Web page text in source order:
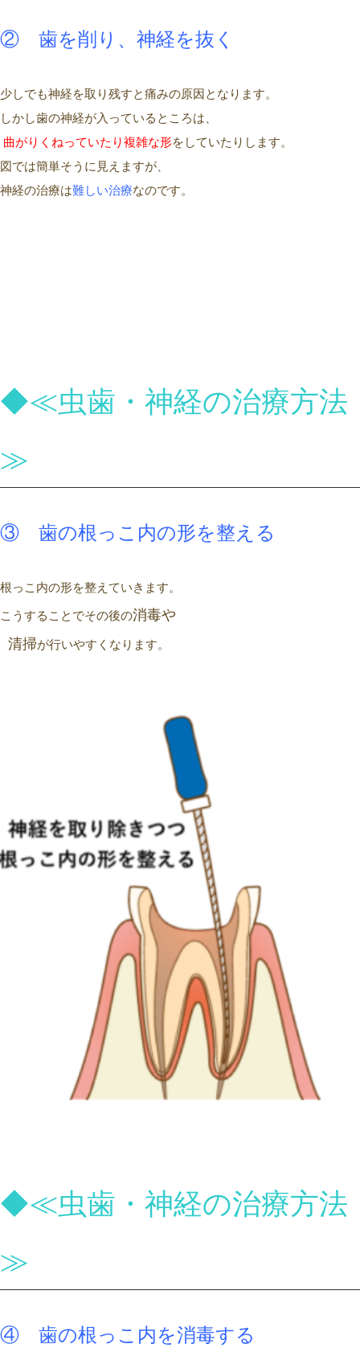
② 歯を削り、神経を抜く
少しでも神経を取り残すと痛みの原因となります。
しかし歯の神経が入っているところは、
曲がりくねっていたり複雑な形をしていたりします。
図では簡単そうに見えますが、
神経の治療は難しい治療なのです。
◆≪虫歯・神経の治療方法
≫
③ 歯の根っこ内の形を整える
根っこ内の形を整えていきます。
こうすることでその後の消毒や
清掃が行いやすくなります。
◆≪虫歯・神経の治療方法
≫
④ 歯の根っこ 内を消毒する